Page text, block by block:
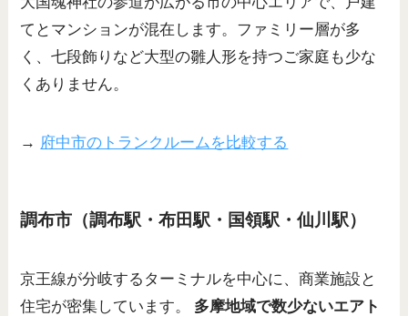
てとマンションが混在します。ファミリー層が多
く、七段飾りなど大型の雛人形を持つご家庭も少な
くありません。
→ 府中市のトランクルームを比較する
調布市（調布駅・布田駅・国領駅・仙川駅）
京王線が分岐するターミナルを中心に、商業施設と
住宅が密集しています。
多摩地域で数少ないエアト